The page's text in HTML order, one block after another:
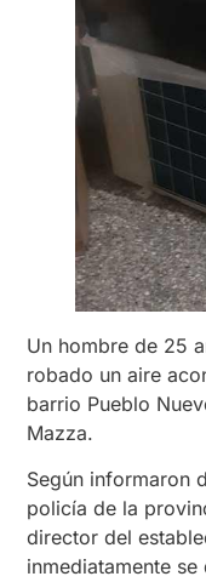
Un hombre de 25
robado un aire
barrio Pueblo
Mazza.
Según informaron
policía de la
director del
inmediatamente